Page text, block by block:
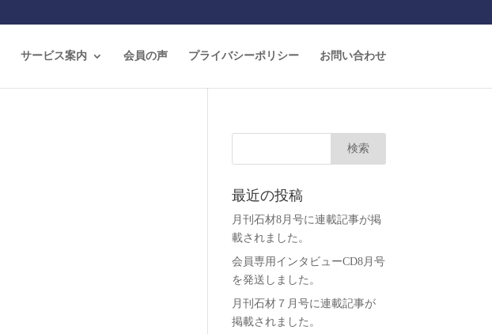
サービス案内 会員の声 プライバシーポリシー お問い合わせ
最近の投稿
月刊石材8月号に連載記事が掲
載されました。
会員専用インタビューCD8月号
を発送しました。
月刊石材７月号に連載記事が
掲載されました。